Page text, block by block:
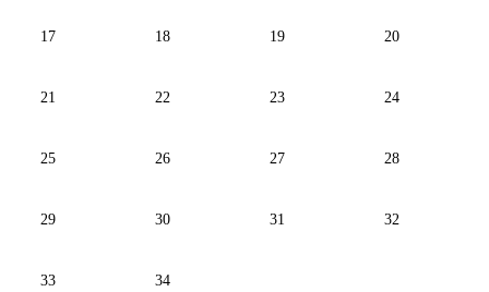
17 18 19 20
21 22 23 24
25 26 27 28
29 30 31 32
33 34